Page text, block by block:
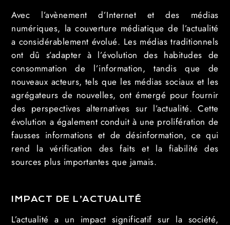
Avec l’avènement d’Internet et des médias
numériques, la couverture médiatique de l’actualité
a considérablement évolué. Les médias traditionnels
ont dû s’adapter à l’évolution des habitudes de
consommation de l’information, tandis que de
nouveaux acteurs, tels que les médias sociaux et les
agrégateurs de nouvelles, ont émergé pour fournir
des perspectives alternatives sur l’actualité. Cette
évolution a également conduit à une prolifération de
fausses informations et de désinformation, ce qui
rend la vérification des faits et la fiabilité des
sources plus importantes que jamais.
IMPACT DE L’ACTUALITÉ
L’actualité a un impact significatif sur la société,